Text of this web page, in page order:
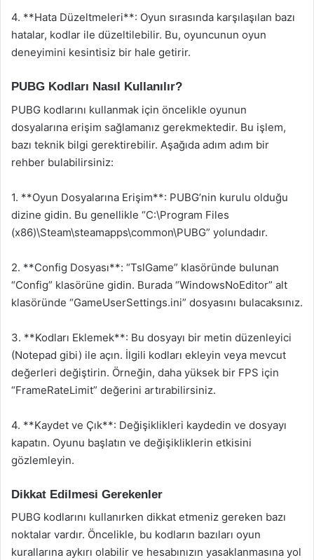
4. **Hata Düzeltmeleri**: Oyun sırasında karşılaşılan bazı
hatalar, kodlar ile düzeltilebilir. Bu, oyuncunun oyun
deneyimini kesintisiz bir hale getirir.
PUBG Kodları Nasıl Kullanılır?
PUBG kodlarını kullanmak için öncelikle oyunun
dosyalarına erişim sağlamanız gerekmektedir. Bu işlem,
bazı teknik bilgi gerektirebilir. Aşağıda adım adım bir
rehber bulabilirsiniz:
1. **Oyun Dosyalarına Erişim**: PUBG’nin kurulu olduğu
dizine gidin. Bu genellikle “C:\Program Files
(x86)\Steam\steamapps\common\PUBG” yolundadır.
2. **Config Dosyası**: “TslGame” klasöründe bulunan
“Config” klasörüne gidin. Burada “WindowsNoEditor” alt
klasöründe “GameUserSettings.ini” dosyasını bulacaksınız.
3. **Kodları Eklemek**: Bu dosyayı bir metin düzenleyici
(Notepad gibi) ile açın. İlgili kodları ekleyin veya mevcut
değerleri değiştirin. Örneğin, daha yüksek bir FPS için
“FrameRateLimit” değerini artırabilirsiniz.
4. **Kaydet ve Çık**: Değişiklikleri kaydedin ve dosyayı
kapatın. Oyunu başlatın ve değişikliklerin etkisini
gözlemleyin.
Dikkat Edilmesi Gerekenler
PUBG kodlarını kullanırken dikkat etmeniz gereken bazı
noktalar vardır. Öncelikle, bu kodların bazıları oyun
kurallarına aykırı olabilir ve hesabınızın yasaklanmasına yol